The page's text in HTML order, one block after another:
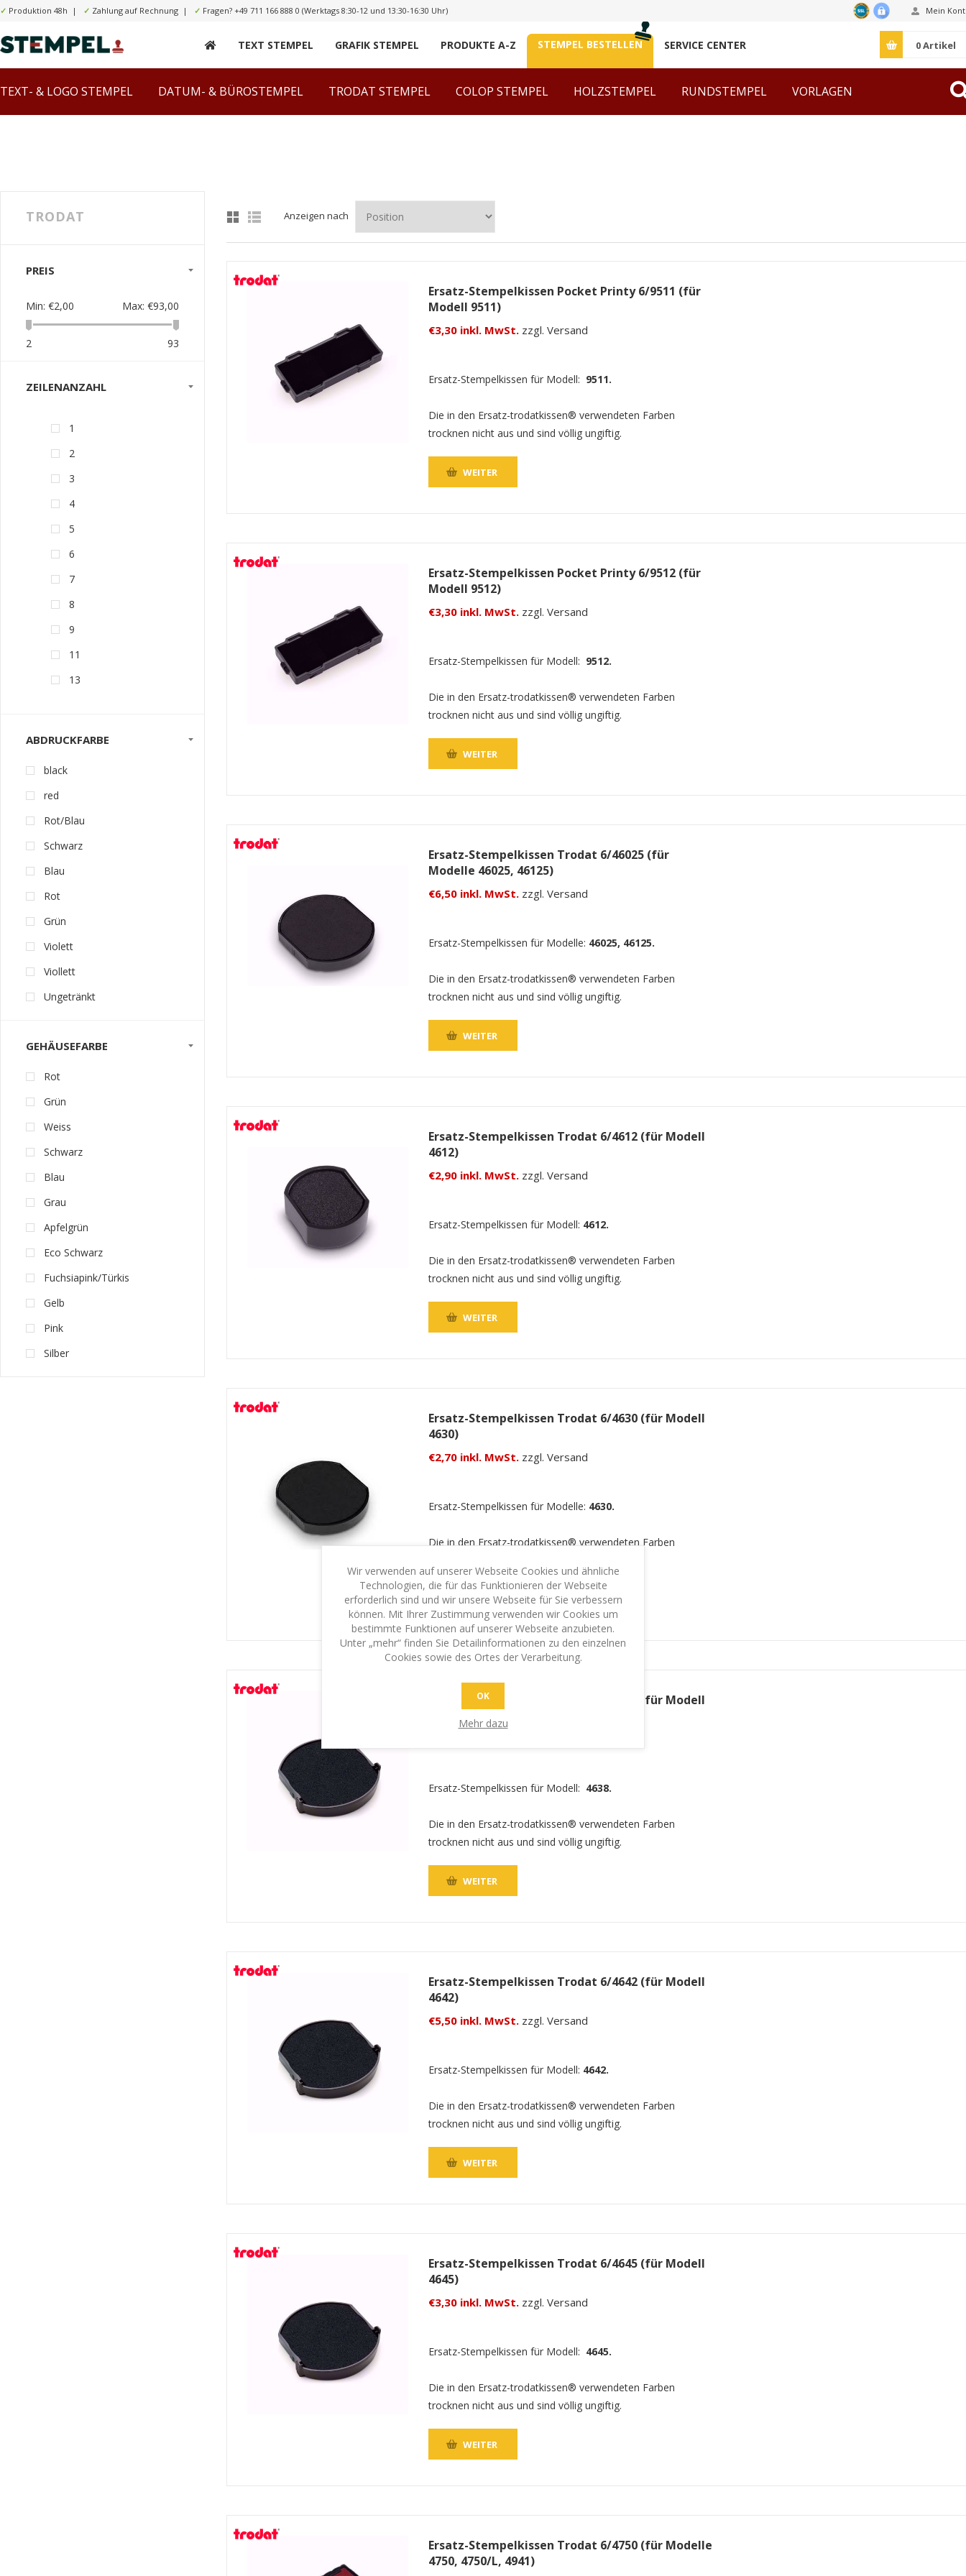
✓ Produktion 48h | ✓ Zahlung auf Rechnung | ✓ Fragen? +49 711 166 888 0 (Werktags 8:30-12 und 13:30-16:30 Uhr) Mein
TEXT STEMPEL GRAFIK STEMPEL PRODUKTE A-Z STEMPEL BESTELLEN SERVICE CENTER 0Artikel
TEXT- & LOGO STEMPEL DATUM- & BÜROSTEMPEL TRODAT STEMPEL COLOP STEMPEL HOLZSTEMPEL RUNDSTEMPEL VORLAGEN
Anzeigen nach
Ersatz-Stempelkissen Pocket Printy 6/9511 (für
Modell 9511)
€3,30 inkl. MwSt. zzgl. Versand
Ersatz-Stempelkissen für Modell: 9511.
Die in den Ersatz-trodatkissen® verwendeten Farben
trocknen nicht aus und sind völlig ungiftig.
WEITER
Ersatz-Stempelkissen Pocket Printy 6/9512 (für
Modell 9512)
€3,30 inkl. MwSt. zzgl. Versand
Ersatz-Stempelkissen für Modell: 9512.
Die in den Ersatz-trodatkissen® verwendeten Farben
trocknen nicht aus und sind völlig ungiftig.
WEITER
Ersatz-Stempelkissen Trodat 6/46025 (für
Modelle 46025, 46125)
€6,50 inkl. MwSt. zzgl. Versand
Ersatz-Stempelkissen für Modelle: 46025, 46125.
Die in den Ersatz-trodatkissen® verwendeten Farben
trocknen nicht aus und sind völlig ungiftig.
WEITER
Ersatz-Stempelkissen Trodat 6/4612 (für Modell
4612)
€2,90 inkl. MwSt. zzgl. Versand
Ersatz-Stempelkissen für Modell: 4612.
Die in den Ersatz-trodatkissen® verwendeten Farben
trocknen nicht aus und sind völlig ungiftig.
WEITER
Ersatz-Stempelkissen Trodat 6/4630 (für Modell
4630)
€2,70 inkl. MwSt. zzgl. Versand
Ersatz-Stempelkissen für Modelle: 4630.
Die in den Ersatz-trodatkissen® verwendeten Farben
WEITER
Ersatz-Stempelkissen Trodat 6/4638 (für Modell
Ersatz-Stempelkissen für Modell: 4638.
Die in den Ersatz-trodatkissen® verwendeten Farben
trocknen nicht aus und sind völlig ungiftig.
WEITER
Ersatz-Stempelkissen Trodat 6/4642 (für Modell
4642)
€5,50 inkl. MwSt. zzgl. Versand
Ersatz-Stempelkissen für Modell: 4642.
Die in den Ersatz-trodatkissen® verwendeten Farben
trocknen nicht aus und sind völlig ungiftig.
WEITER
Ersatz-Stempelkissen Trodat 6/4645 (für Modell
4645)
€3,30 inkl. MwSt. zzgl. Versand
Ersatz-Stempelkissen für Modell: 4645.
Die in den Ersatz-trodatkissen® verwendeten Farben
trocknen nicht aus und sind völlig ungiftig.
WEITER
Ersatz-Stempelkissen Trodat 6/4750 (für Modelle
4750, 4750/L, 4941)
TRODAT
PREIS
Min: €2,00 Max: €93,00
2 93
ZEILENANZAHL
1
2
3
4
5
6
7
8
9
11
13
ABDRUCKFARBE
black
red
Rot/Blau
Schwarz
Blau
Rot
Grün
Violett
Viollett
Ungetränkt
GEHÄUSEFARBE
Rot
Grün
Weiss
Schwarz
Blau
Grau
Apfelgrün
Eco Schwarz
Fuchsiapink/Türkis
Gelb
Pink
Silber
Wir verwenden auf unserer Webseite Cookies und ähnliche
Technologien, die für das Funktionieren der Webseite
erforderlich sind und wir unsere Webseite für Sie verbessern
können. Mit Ihrer Zustimmung verwenden wir Cookies um
bestimmte Funktionen auf unserer Webseite anzubieten.
Unter „mehr“ finden Sie Detailinformationen zu den einzelnen
Cookies sowie des Ortes der Verarbeitung.
OK
Mehr dazu